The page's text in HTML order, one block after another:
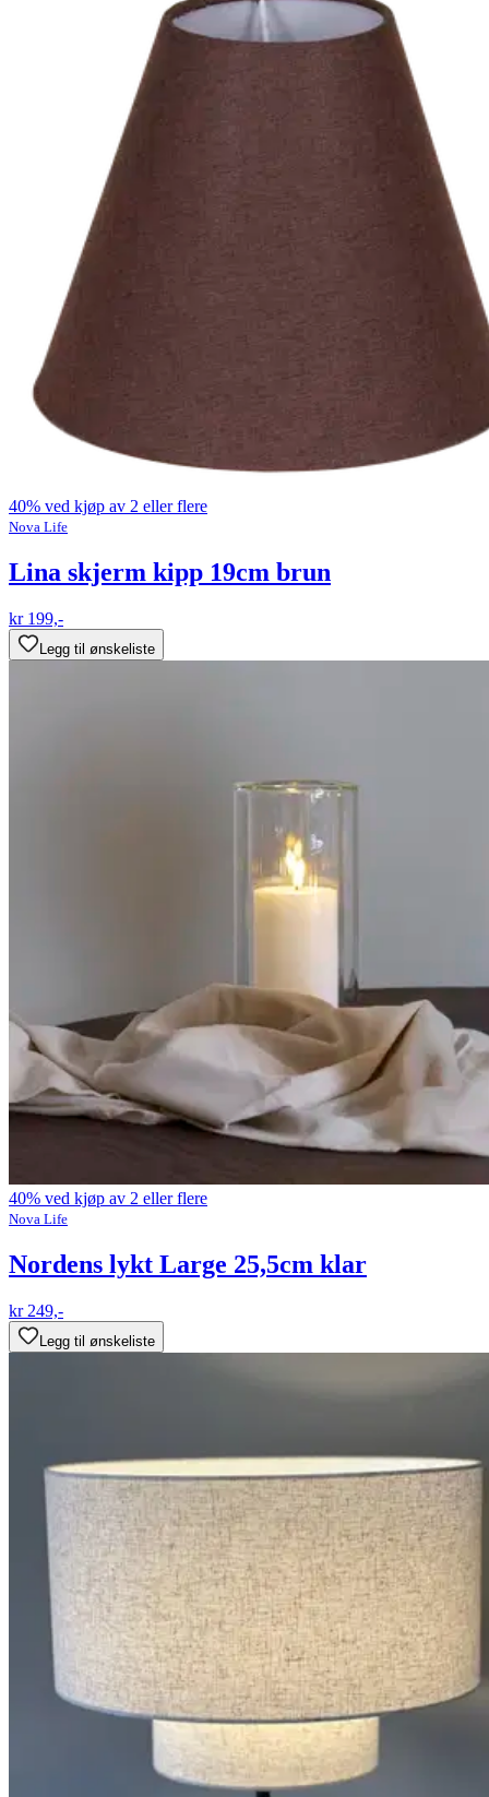
40% ved kjøp av 2 eller flere
Nova Life
Lina skjerm kipp 19cm brun
kr 199,-
Legg til ønskeliste
40% ved kjøp av 2 eller flere
Nova Life
Nordens lykt Large 25,5cm klar
kr 249,-
Legg til ønskeliste